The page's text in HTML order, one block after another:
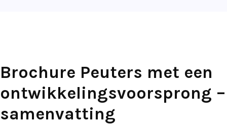
Brochure Peuters met een
ontwikkelingsvoorsprong –
samenvatting